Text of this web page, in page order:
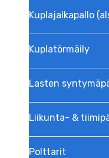
Kuplajalkapallo
Kuplatörmäily
Lasten
Liikunta- &
Polttarit